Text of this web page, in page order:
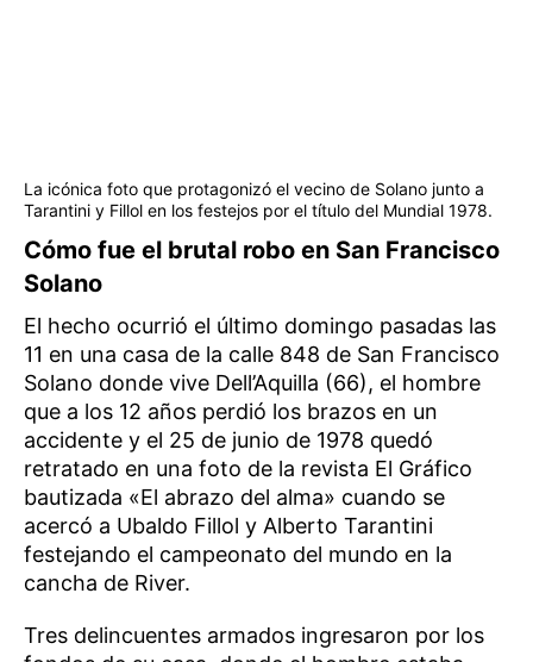
La icónica foto que protagonizó el vecino de Solano junto a
Tarantini y Fillol en los festejos por el título del Mundial 1978.
Cómo fue el brutal robo en San Francisco
Solano
El hecho ocurrió el último domingo pasadas las
11 en una casa de la calle 848 de San Francisco
Solano donde vive Dell’Aquilla (66), el hombre
que a los 12 años perdió los brazos en un
accidente y el 25 de junio de 1978 quedó
retratado en una foto de la revista El Gráfico
bautizada «El abrazo del alma» cuando se
acercó a Ubaldo Fillol y Alberto Tarantini
festejando el campeonato del mundo en la
cancha de River.
Tres delincuentes armados ingresaron por los